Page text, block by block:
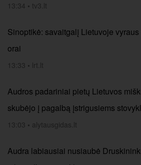
13:34 • tv3.lt
Sinoptikė: savaitgalį Lietuvoje
orai
13:33 • lrt.lt
Audros padariniai pietų Lietuvos
skubėjo į pagalbą įstrigusiems
13:03 • alytausgidas.lt
Audra labiausiai nusiaubė